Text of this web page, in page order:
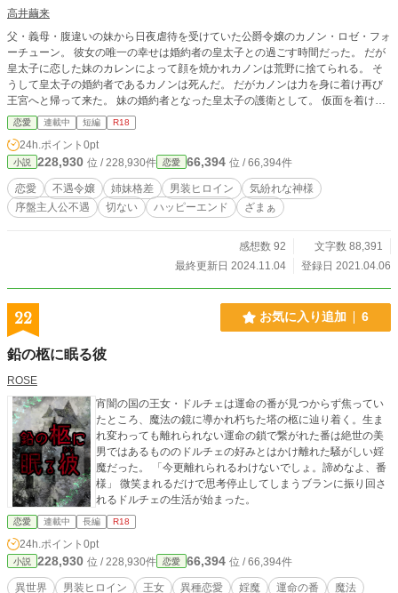
高井繭来
父・義母・腹違いの妹から日夜虐待を受けていた公爵令嬢のカノン・ロゼ・フォ
ーチューン。 彼女の唯一の幸せは婚約者の皇太子との過ごす時間だった。 だが
皇太子に恋した妹のカレンによって顔を焼かれカノンは荒野に捨てられる。 そ
うして皇太子の婚約者であるカノンは死んだ。 だがカノンは力を身に着け再び
王宮へと帰って来た。 妹の婚約者となった皇太子の護衛として。 仮面を着け顔
を捨て、男装して性別を捨て、カノンは《ポリフォニー》と言う名の魔剣士とし
て今日も恋心に蓋をして護衛の任務を行うのだった。 ※聖女の力を姉に譲渡し
国を出て行った元聖女は実は賢者でした～隣国の後宮で自重せずに生きていこう
と思います～の１１４話からと話がリンクしております。 読まなくても問題は
無いです(;^ω^)
恋愛 連載中 短編 R18
24h.ポイント 0pt
小説 228,930 位 / 228,930件 恋愛 66,394 位 / 66,394件
恋愛 不遇令嬢 姉妹格差 男装ヒロイン
気紛れな神様
序盤主人公不遇
切ない ハッピーエンド ざまぁ
感想数 92
文字数 88,391
最終更新日 2024.11.04
登録日 2021.04.06
22 お気に入り追加 6
鉛の柩に眠る彼
ROSE
宵闇の国の王女・ドルチェは運命の番が見つからず焦ってい
たところ、魔法の鏡に導かれ朽ちた塔の柩に辿り着く。生ま
れ変わっても離れられない運命の鎖で繋がれた番は絶世の美
男ではあるもののドルチェの好みとはかけ離れた騒がしい婬
魔だった。 「今更離れられるわけないでしょ。諦めなよ、番
様」 微笑まれるだけで思考停止してしまうブランに振り回さ
れるドルチェの生活が始まった。
恋愛 連載中 長編 R18
24h.ポイント 0pt
小説 228,930 位 / 228,930件 恋愛 66,394 位 / 66,394件
異世界 男装ヒロイン 王女 異種恋愛 婬魔 運命の番 魔法